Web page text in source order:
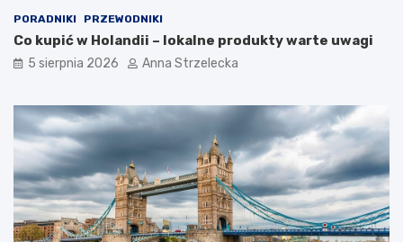
j
i
PORADNIKI PRZEWODNIKI
Co kupić w Holandii – lokalne produkty warte uwagi
5 sierpnia 2026 Anna Strzelecka